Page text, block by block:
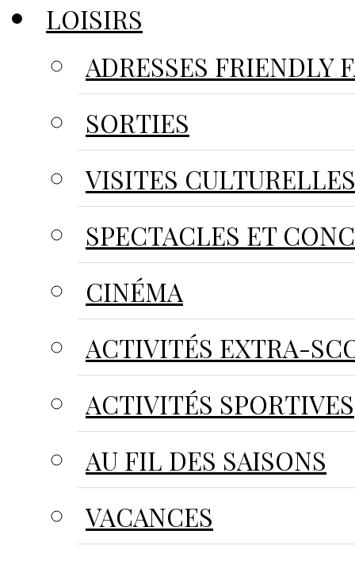
LOISIRS
ADRESSES FRIENDLY
SORTIES
VISITES CULTURELLES
SPECTACLES ET
CINÉMA
ACTIVITÉS EXTRA-
ACTIVITÉS SPORTIVES
AU FIL DES SAISONS
VACANCES